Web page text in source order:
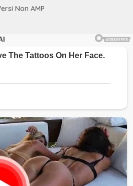
Non AMP